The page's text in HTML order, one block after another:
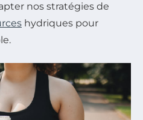
nos stratégies de
hydriques pour